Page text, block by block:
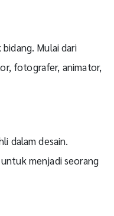
bidang. Mulai dari
fotografer, animator,
dalam desain.
menjadi seorang